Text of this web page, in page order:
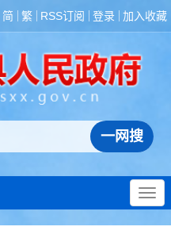
简 繁 RSS订阅 登录 加入收藏